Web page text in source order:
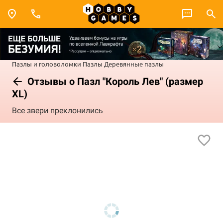
Пазлы и головоломки Пазлы Деревянные пазлы
Отзывы о Пазл "Король Лев" (размер
XL)
Все звери преклонились